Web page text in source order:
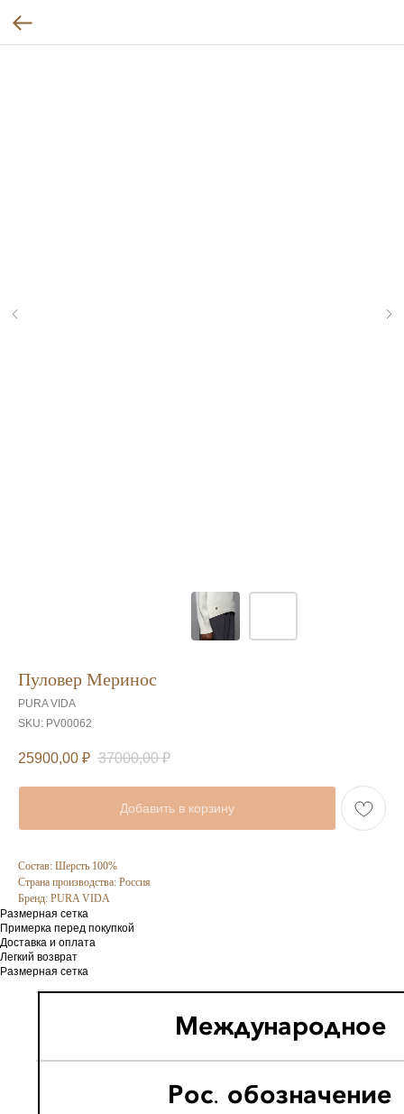
Пуловер Меринос
PURA VIDA
SKU: PV00062
25900,00 ₽ 37000,00 ₽
Добавить в корзину
Состав: Шерсть 100%
Страна производства: Россия
Бренд: PURA VIDA
Размерная сетка
Примерка перед покупкой
Доставка и оплата
Легкий возврат
Размерная сетка